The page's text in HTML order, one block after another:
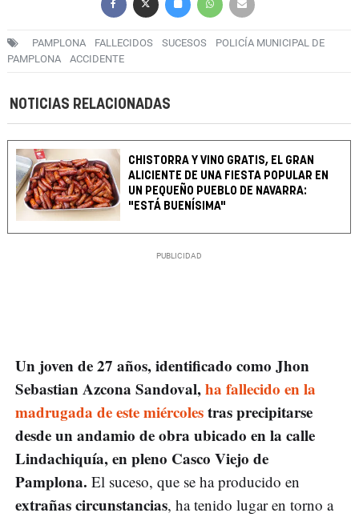
PAMPLONA FALLECIDOS SUCESOS
POLICÍA MUNICIPAL DE
PAMPLONA
ACCIDENTE
NOTICIAS RELACIONADAS
CHISTORRA Y VINO GRATIS, EL GRAN
ALICIENTE DE UNA FIESTA POPULAR EN
UN PEQUEÑO PUEBLO DE NAVARRA:
"ESTÁ BUENÍSIMA"
Un joven de 27 años, identificado como Jhon
Sebastian Azcona Sandoval,ha fallecido en la
madrugada de este miércolestras precipitarse
desde un andamio de obra ubicado en la calle
Lindachiquía, en pleno Casco Viejo de
Pamplona. El suceso, que se ha producido en
extrañas circunstancias, ha tenido lugar en torno a